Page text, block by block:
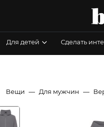
Для детей Сделать
Вещи Для мужчин